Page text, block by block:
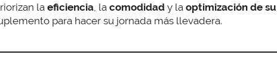
la eficiencia , la comodidad y la optimización de su
para hacer su jornada más llevadera.